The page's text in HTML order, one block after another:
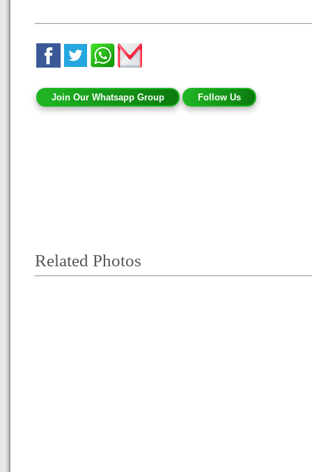
Join Our Whatsapp Group Follow Us
Related Photos